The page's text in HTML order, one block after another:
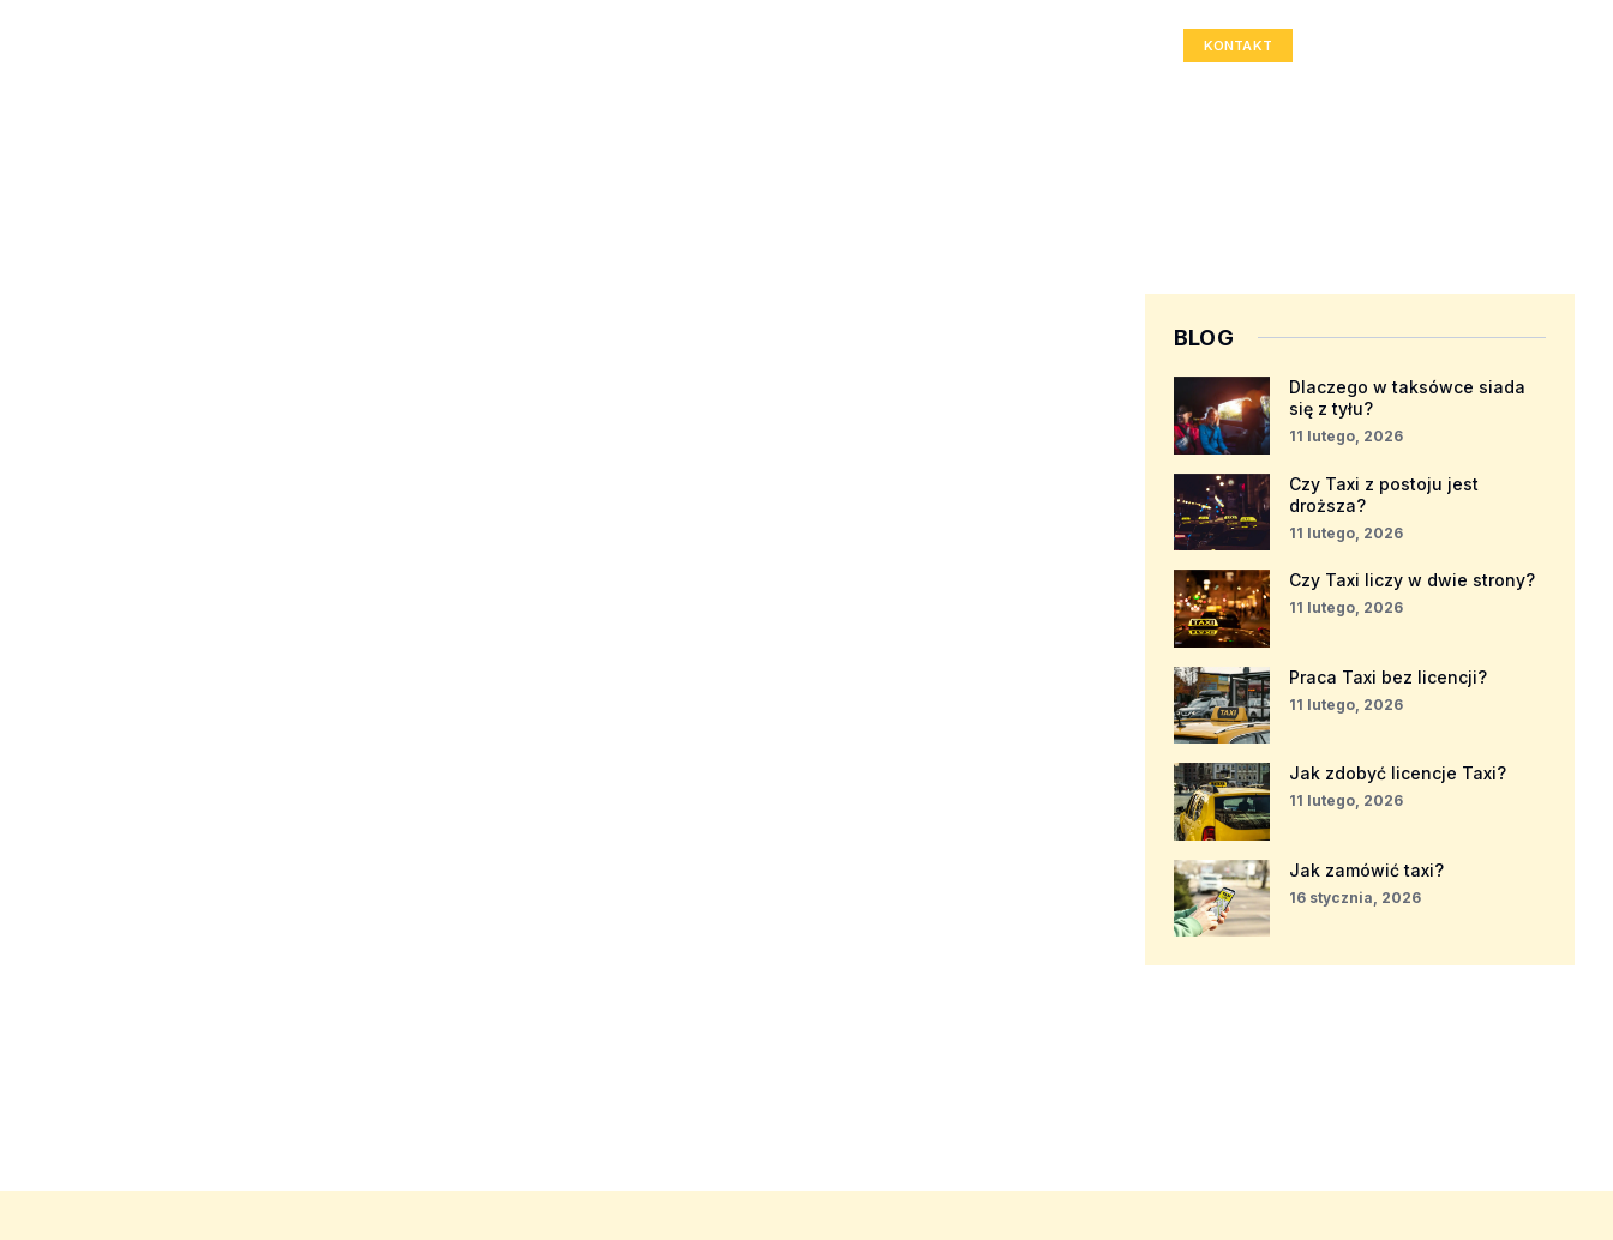
KONTAKT
BLOG
Dlaczego w taksówce siada
się z tyłu?
11 lutego, 2026
Czy Taxi z postoju jest
droższa?
11 lutego, 2026
Czy Taxi liczy w dwie strony?
11 lutego, 2026
Praca Taxi bez licencji?
11 lutego, 2026
Jak zdobyć licencje Taxi?
11 lutego, 2026
Jak zamówić taxi?
16 stycznia, 2026